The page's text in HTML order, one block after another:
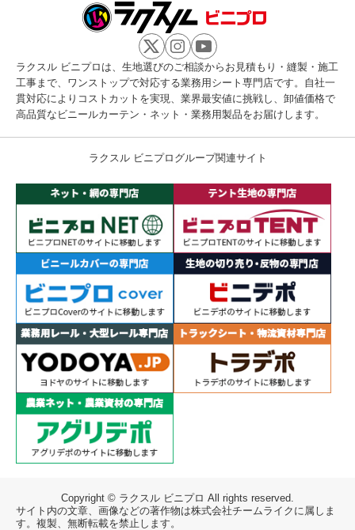
ラクスル ビニプロは、生地選びのご相談からお見積もり・縫製・施工
工事まで、ワンストップで対応する業務用シート専門店です。自社一
貫対応によりコストカットを実現、業界最安値に挑戦し、卸値価格で
高品質なビニールカーテン・ネット・業務用製品をお届けします。
ラクスル ビニプログループ関連サイト
Copyright © ラクスル ビニプロ All rights reserved.
サイト内の文章、画像などの著作物は株式会社チームライクに属しま
す。複製、無断転載を禁止します。